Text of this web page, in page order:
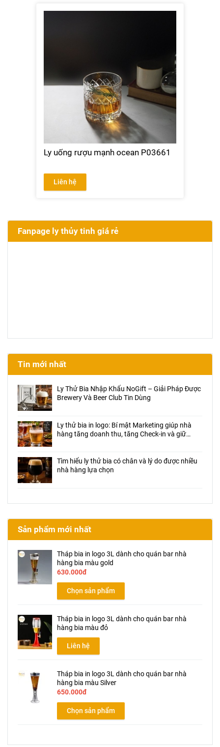
Ly uống rượu mạnh ocean P03661
Liên hệ
Fanpage ly thủy tinh giá rẻ
Tin mới nhất
Ly Thử Bia Nhập Khẩu NoGift – Giải Pháp Được
Brewery Và Beer Club Tin Dùng
Ly thử bia in logo: Bí mật Marketing giúp nhà
hàng tăng doanh thu, tăng Check-in và giữ
Tìm hiểu ly thử bia có chân và lý do được nhiều
nhà hàng lựa chọn
Sản phẩm mới nhất
Tháp bia in logo 3L dành cho quán bar nhà
hàng bia màu gold
630.000đ
Chọn sản phẩm
Tháp bia in logo 3L dành cho quán bar nhà
hàng bia màu đỏ
Liên hệ
Tháp bia in logo 3L dành cho quán bar nhà
hàng bia màu Silver
650.000đ
Chọn sản phẩm